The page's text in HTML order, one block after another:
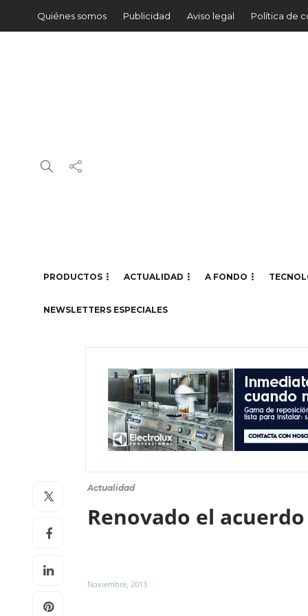
Quiénes somos Publicidad Aviso legal Política de
PRODUCTOS ACTUALIDAD A FONDO
NEWSLETTERS ESPECIALES
Actualidad
Renovado el
Noviembre, 2013